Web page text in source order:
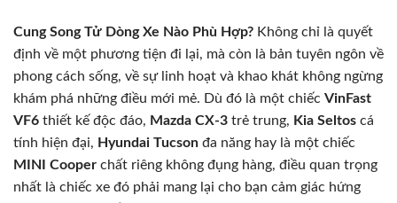
Cung Song Tử Dòng Xe Nào Phù Hợp? Không chỉ là quyết
định về một phương tiện đi lại, mà còn là bản tuyên ngôn về
phong cách sống, về sự linh hoạt và khao khát không ngừng
khám phá những điều mới mẻ. Dù đó là một chiếc VinFast
VF6 thiết kế độc đáo, Mazda CX-3 trẻ trung, Kia Seltos cá
tính hiện đại, Hyundai Tucson đa năng hay là một chiếc
MINI Cooper chất riêng không đụng hàng, điều quan trọng
nhất là chiếc xe đó phải mang lại cho bạn cảm giác hứng